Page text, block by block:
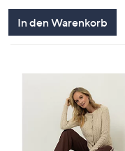
In den Warenkorb